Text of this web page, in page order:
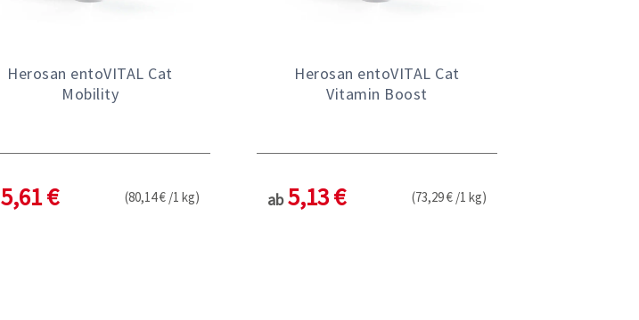
Herosan entoVITAL Cat
Mobility
5,61 € (80,14 € /1 kg)
Herosan entoVITAL Cat
Vitamin Boost
ab 5,13 € (73,29 € /1 kg)